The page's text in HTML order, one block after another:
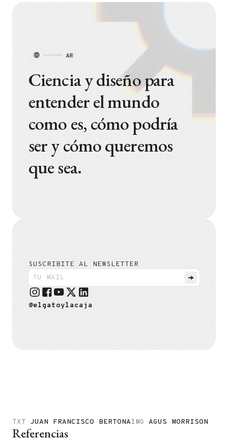
Ciencia y diseño para
entender el mundo
como es, cómo podría
ser y cómo queremos
que sea.
SUSCRIBITE AL NEWSLETTER
@elgatoylacaja
TXT JUAN FRANCISCO BERTONAIMG AGUS MORRISON
Referencias